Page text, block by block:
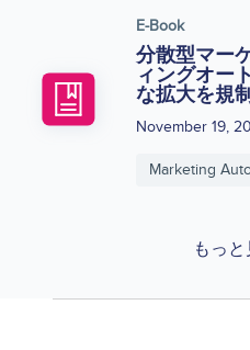
E-Book
分散型マー
ィングオー
な拡大を規
November 19,
Marketing
もっと